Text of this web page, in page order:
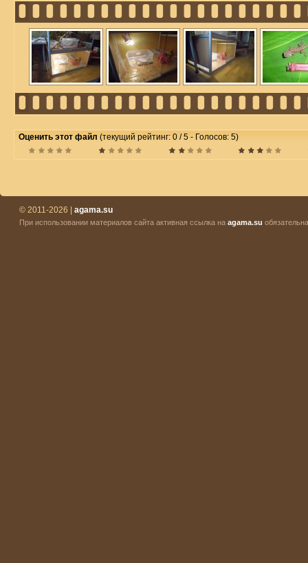
Оценить этот файл (текущий рейтинг: 0 / 5 - Голосов: 5)
© 2011-2026 | agama.su
При использовании материалов сайта активная ссылка на agama.su